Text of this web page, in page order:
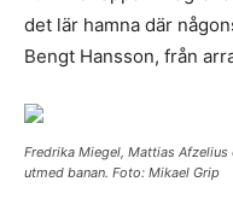
det lär hamna där
Bengt Hansson, från
Fredrika Miegel, Mattias
utmed banan. Foto: Mikael Grip